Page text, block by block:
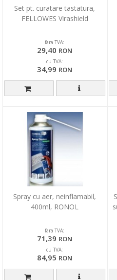
Set pt. curatare tastatura,
FELLOWES Virashield
fara TVA:
29,40 RON
cu TVA:
34,99 RON
Spray cu aer, neinflamabil,
400ml, RONOL
fara TVA:
71,39 RON
cu TVA:
84,95 RON